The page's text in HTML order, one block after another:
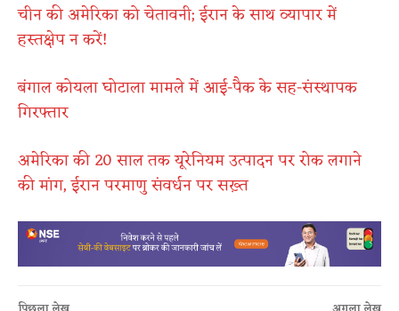
चीन की अमेरिका को चेतावनी; ईरान के साथ व्यापार में
हस्तक्षेप न करें!
बंगाल कोयला घोटाला मामले में आई-पैक के सह-संस्थापक
गिरफ्तार
अमेरिका की 20 साल तक यूरेनियम उत्पादन पर रोक लगाने
की मांग, ईरान परमाणु संवर्धन पर सख़्त